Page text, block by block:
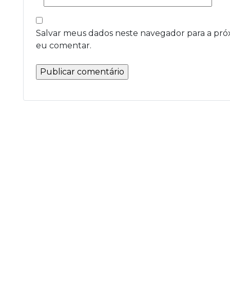
Salvar meus dados neste navegador para a
eu comentar.